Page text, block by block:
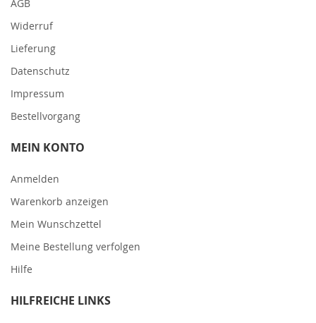
AGB
Widerruf
Lieferung
Datenschutz
Impressum
Bestellvorgang
MEIN KONTO
Anmelden
Warenkorb anzeigen
Mein Wunschzettel
Meine Bestellung verfolgen
Hilfe
HILFREICHE LINKS